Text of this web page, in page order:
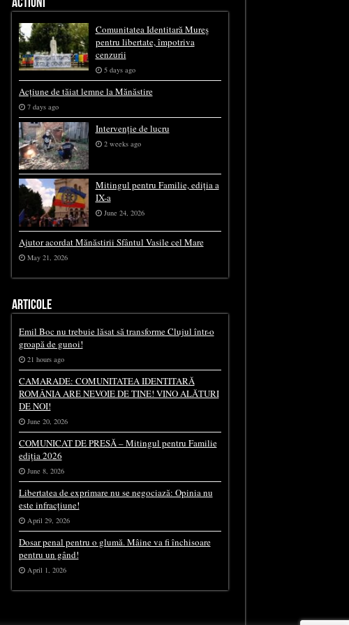
ACTIUNI
Comunitatea Identitară Mureș
pentru libertate, împotriva
cenzurii
5 days ago
Acțiune de tăiat lemne la Mănăstire
7 days ago
Intervenție de lucru
2 weeks ago
Mitingul pentru Familie, ediția a
IX-a
June 24, 2026
Ajutor acordat Mănăstirii Sfântul Vasile cel Mare
May 21, 2026
ARTICOLE
Emil Boc nu trebuie lăsat să transforme Clujul într-o
groapă de gunoi!
21 hours ago
CAMARADE: COMUNITATEA IDENTITARĂ
ROMÂNIA ARE NEVOIE DE TINE! VINO ALĂTURI
DE NOI!
June 20, 2026
COMUNICAT DE PRESĂ – Mitingul pentru Familie
ediția 2026
June 8, 2026
Libertatea de exprimare nu se negociază: Opinia nu
este infracțiune!
April 29, 2026
Dosar penal pentru o glumă. Mâine va fi închisoare
pentru un gând!
April 1, 2026